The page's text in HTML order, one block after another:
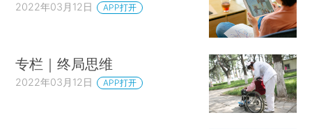
2022年03月12日 APP打开
专栏｜终局思维
2022年03月12日 APP打开